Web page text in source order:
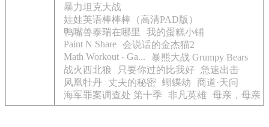
暴力坦克大战
娃娃英语棒棒棒（高清PAD版）
鸭嘴兽泰瑞在哪里
我的蛋糕小铺
Paint N Share 会说话的金杰猫2
Math Workout - Ga...
暴熊大战 Grumpy Bears
战火西北狼
只要你过的比我好
急速出击
凤凰牡丹
丈夫的秘密 蝴蝶劫
商道·天问
海军罪案调查处 第十季
非凡英雄 母亲，母亲